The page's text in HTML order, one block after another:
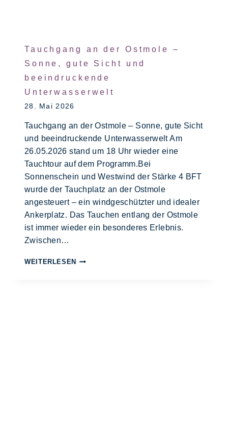
Tauchgang an der Ostmole –
Sonne, gute Sicht und
beeindruckende
Unterwasserwelt
28. Mai 2026
Tauchgang an der Ostmole – Sonne, gute Sicht
und beeindruckende Unterwasserwelt Am
26.05.2026 stand um 18 Uhr wieder eine
Tauchtour auf dem Programm.Bei
Sonnenschein und Westwind der Stärke 4 BFT
wurde der Tauchplatz an der Ostmole
angesteuert – ein windgeschützter und idealer
Ankerplatz. Das Tauchen entlang der Ostmole
ist immer wieder ein besonderes Erlebnis.
Zwischen…
WEITERLESEN